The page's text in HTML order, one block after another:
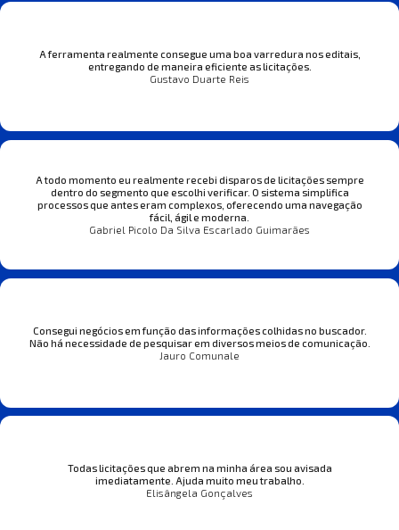
A ferramenta realmente consegue uma boa varredura nos editais,
entregando de maneira eficiente as licitações.
Gustavo Duarte Reis
A todo momento eu realmente recebi disparos de licitações sempre
dentro do segmento que escolhi verificar. O sistema simplifica
processos que antes eram complexos, oferecendo uma navegação
fácil, ágil e moderna.
Gabriel Picolo Da Silva Escarlado Guimarães
Consegui negócios em função das informações colhidas no buscador.
Não há necessidade de pesquisar em diversos meios de comunicação.
Jauro Comunale
Todas licitações que abrem na minha área sou avisada
imediatamente. Ajuda muito meu trabalho.
Elisângela Gonçalves